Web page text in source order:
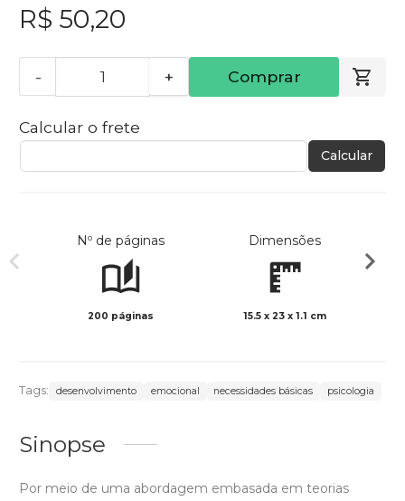
R$ 50,20
- + Comprar
Calcular o frete
Calcular
Nº de páginas
200 páginas
Dimensões
15.5 x 23 x 1.1 cm
Tags: desenvolvimento emocional necessidades básicas psicologia
Sinopse
Por meio de uma abordagem embasada em teorias